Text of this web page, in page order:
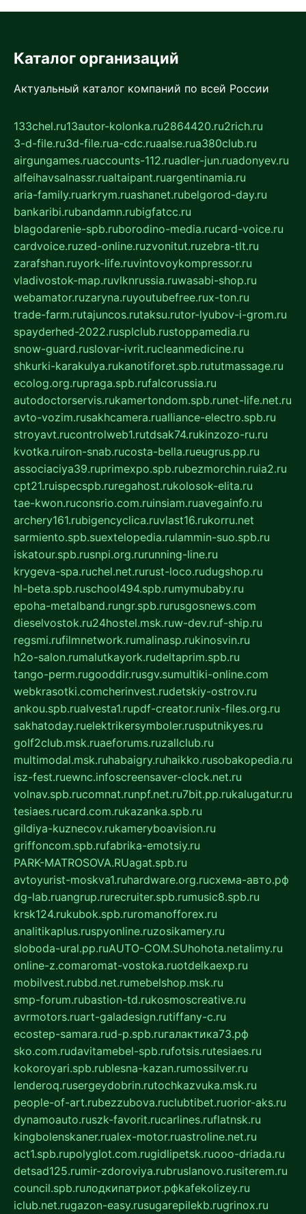
Каталог организаций
Актуальный каталог компаний по всей России
133chel.ru13autor-kolonka.ru2864420.ru2rich.ru
3-d-file.ru3d-file.rua-cdc.ruaalse.rua380club.ru
airgungames.ruaccounts-112.ruadler-jun.ruadonyev.ru
alfeihavsalnassr.rualtaipant.ruargentinamia.ru
aria-family.ruarkrym.ruashanet.rubelgorod-day.ru
bankaribi.rubandamn.rubigfatcc.ru
blagodarenie-spb.ruborodino-media.rucard-voice.ru
cardvoice.ruzed-online.ruzvonitut.ruzebra-tlt.ru
zarafshan.ruyork-life.ruvintovoykompressor.ru
vladivostok-map.ruvlknrussia.ruwasabi-shop.ru
webamator.ruzaryna.ruyoutubefree.rux-ton.ru
trade-farm.rutajuncos.rutaksu.rutor-lyubov-i-grom.ru
spayderhed-2022.rusplclub.rustoppamedia.ru
snow-guard.ruslovar-ivrit.rucleanmedicine.ru
shkurki-karakulya.rukanotiforet.spb.rututmassage.ru
ecolog.org.rupraga.spb.rufalcorussia.ru
autodoctorservis.rukamertondom.spb.runet-life.net.ru
avto-vozim.rusakhcamera.rualliance-electro.spb.ru
stroyavt.rucontrolweb1.rutdsak74.rukinzozo-ru.ru
kvotka.ruiron-snab.rucosta-bella.rueugrus.pp.ru
associaciya39.ruprimexpo.spb.rubezmorchin.ruia2.ru
cpt21.ruispecspb.ruregahost.rukolosok-elita.ru
tae-kwon.ruconsrio.com.ruinsiam.ruavegainfo.ru
archery161.rubigencyclica.ruvlast16.rukorru.net
sarmiento.spb.suextelopedia.rulammin-suo.spb.ru
iskatour.spb.rusnpi.org.rurunning-line.ru
krygeva-spa.ruchel.net.rurust-loco.rudugshop.ru
hl-beta.spb.ruschool494.spb.rumymubaby.ru
epoha-metalband.rungr.spb.rurusgosnews.com
dieselvostok.ru24hostel.msk.ruw-dev.ruf-ship.ru
regsmi.rufilmnetwork.rumalinasp.rukinosvin.ru
h2o-salon.rumalutkayork.rudeltaprim.spb.ru
tango-perm.rugooddir.rusgv.sumultiki-online.com
webkrasotki.comcherinvest.rudetskiy-ostrov.ru
ankou.spb.rualvesta1.rupdf-creator.runix-files.org.ru
sakhatoday.ruelektrikersymboler.rusputnikyes.ru
golf2club.msk.ruaeforums.ruzallclub.ru
multimodal.msk.ruhabaigry.ruhaikko.rusobakopedia.ru
isz-fest.ruewnc.infoscreensaver-clock.net.ru
volnav.spb.rucomnat.runpf.net.ru7bit.pp.rukalugatur.ru
tesiaes.rucard.com.rukazanka.spb.ru
gildiya-kuznecov.rukameryboavision.ru
griffoncom.spb.rufabrika-emotsiy.ru
PARK-MATROSOVA.RUagat.spb.ru
avtoyurist-moskva1.ruhardware.org.ruсхема-авто.рф
dg-lab.ruangrup.rurecruiter.spb.rumusic8.spb.ru
krsk124.rukubok.spb.ruromanofforex.ru
analitikaplus.ruspyonline.ruzosikamery.ru
sloboda-ural.pp.ruAUTO-COM.SUhohota.netalimy.ru
online-z.comaromat-vostoka.ruotdelkaexp.ru
mobilvest.rubbd.net.rumebelshop.msk.ru
smp-forum.rubastion-td.rukosmoscreative.ru
avrmotors.ruart-galadesign.rutiffany-c.ru
ecostep-samara.rud-p.spb.ruгалактика73.рф
sko.com.rudavitamebel-spb.rufotsis.rutesiaes.ru
kokoroyari.spb.rublesna-kazan.rumossilver.ru
lenderoq.rusergeydobrin.rutochkazvuka.msk.ru
people-of-art.rubezzubova.ruclubtibet.ruorior-aks.ru
dynamoauto.ruszk-favorit.rucarlines.ruflatnsk.ru
kingbolenskaner.rualex-motor.ruastroline.net.ru
act1.spb.rupolyglot.com.rugidlipetsk.ruooo-driada.ru
detsad125.rumir-zdoroviya.rubruslanovo.rusiterem.ru
council.spb.ruлодкипатриот.рфkafekolizey.ru
iclub.net.rugazon-easy.rusugarepilekb.rugrinox.ru